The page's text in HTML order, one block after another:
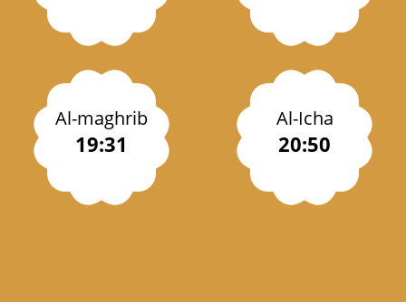
Al-maghrib
19:31
Al-Icha
20:50